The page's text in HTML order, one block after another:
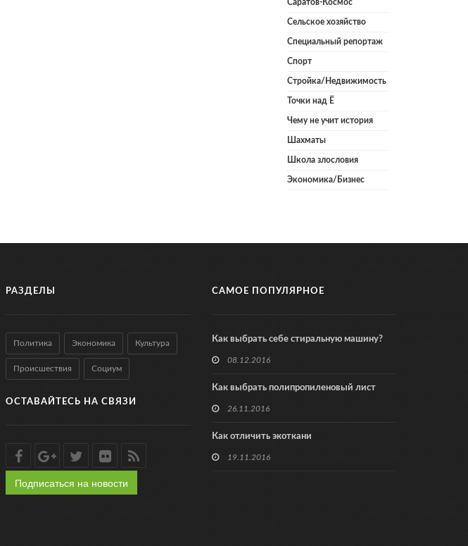
Саратов-Космос
Сельское хозяйство
Специальный репортаж
Спорт
Стройка/Недвижимость
Точки над Ё
Чему не учит история
Шахматы
Школа злословия
Экономика/Бизнес
РАЗДЕЛЫ
Политика Экономика Культура
Происшествия Социум
ОСТАВАЙТЕСЬ НА СВЯЗИ
Подписаться на новости
САМОЕ ПОПУЛЯРНОЕ
Как выбрать себе стиральную машину?
08.12.2016
Как выбрать полипропиленовый лист
26.11.2016
Как отличить экоткани
19.11.2016